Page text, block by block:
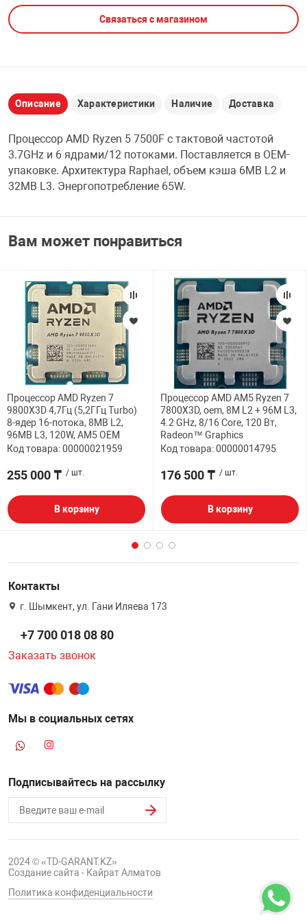
PCI АДАПТЕРЫ
USB
НАБОР ДЛЯ
CD-DVD ДИСКИ
ЛЕНТА ДЛЯ
ДОМА
ТЕХНИКА
Связаться с магазином
Описание Характеристики Наличие Доставка
Процессор AMD Ryzen 5 7500F с тактовой частотой
3.7GHz и 6 ядрами/12 потоками. Поставляется в OEM-
упаковке. Архитектура Raphael, объем кэша 6MB L2 и
32MB L3. Энергопотребление 65W.
Вам может понравиться
Процессор AMD Ryzen 7
9800X3D 4,7Гц (5,2ГГц Turbo)
8-ядер 16-потока, 8MB L2,
96MB L3, 120W, AM5 OEM
Код товара: 00000021959
255 000 ₸ / шт.
В корзину
Процессор AMD AM5 Ryzen 7
7800X3D, oem, 8M L2 + 96M L3,
4.2 GHz, 8/16 Core, 120 Вт,
Radeon™ Graphics
Код товара: 00000014795
176 500 ₸ / шт.
В корзину
Контакты
г. Шымкент, ул. Гани Иляева 173
+7 700 018 08 80
Заказать звонок
Мы в социальных сетях
Подписывайтесь на рассылку
2024 © «TD-GARANT.KZ»
Создание сайта - Кайрат Алматов
Политика конфиденциальности